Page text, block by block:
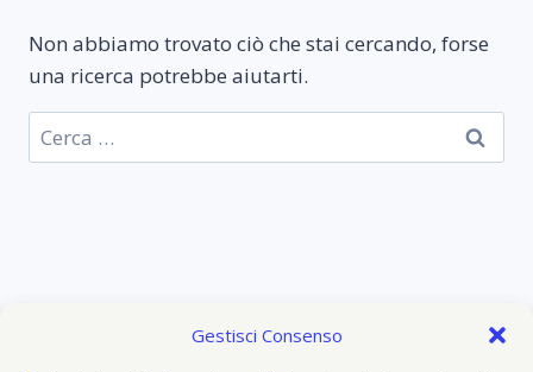
Gestisci Consenso
Non abbiamo trovato ciò che stai cercando, forse
una ricerca potrebbe aiutarti.
Ricerca
per: